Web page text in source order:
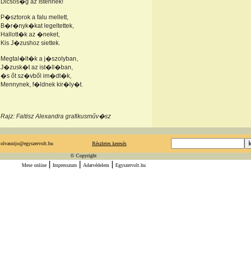
Dicsős�g az Istennek!
P�sztorok a falu mellett,
B�r�nyk�kat legeltettek,
Hallott�k az �neket,
Kis J�zushoz siettek.
Megtal�lt�k a j�szolyban,
J�zusk�t az ist�ll�ban,
�s őt sz�vből im�dt�k,
Mennynek, f�ldnek kir�ly�t.
Rajz: Faltisz Alexandra grafikusműv�sz
olvasnijo@egyszervolt.hu Részletes keresés
© Copyright
Mese online| Impresszum Adatvédelem Egyszervolt.hu